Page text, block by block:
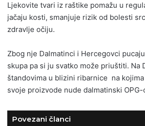
Ljekovite tvari iz raštike pomažu u
jačaju kosti, smanjuje rizik od bolesti
zdravlje očiju.
Zbog nje Dalmatinci i Hercegovci
skupa pa si ju svatko može priuštiti. Na
štandovima u blizini ribarnice na
svoje proizvode nude dalmatinski OPG-
Povezani članci